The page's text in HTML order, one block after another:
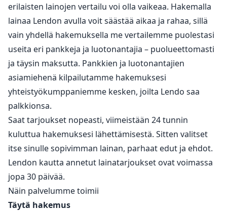
erilaisten lainojen vertailu voi olla vaikeaa. Hakemalla
lainaa Lendon avulla voit säästää aikaa ja rahaa, sillä
vain yhdellä hakemuksella me vertailemme puolestasi
useita eri pankkeja ja luotonantajia – puolueettomasti
ja täysin maksutta. Pankkien ja luotonantajien
asiamiehenä kilpailutamme hakemuksesi
yhteistyökumppaniemme kesken, joilta Lendo saa
palkkionsa.
Saat tarjoukset nopeasti, viimeistään 24 tunnin
kuluttua hakemuksesi lähettämisestä. Sitten valitset
itse sinulle sopivimman lainan, parhaat edut ja ehdot.
Lendon kautta annetut lainatarjoukset ovat voimassa
jopa 30 päivää.
Näin palvelumme toimii
Täytä hakemus